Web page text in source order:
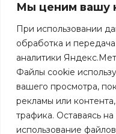
Мы ценим вашу
При использовании
обработка и
аналитики
Файлы cookie
вашего просмотра,
рекламы или
трафика. Оставаясь
использование